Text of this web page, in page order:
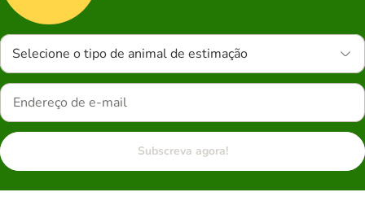
Selecione o tipo de animal de estimação
Subscreva agora!